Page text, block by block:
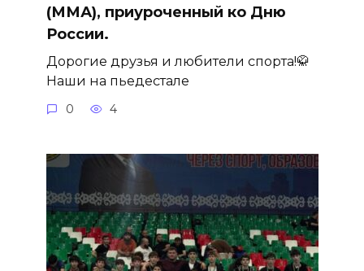
(ММА), приуроченный ко Дню
России.
Дорогие друзья и любители спорта!🥋
Наши на пьедестале
0 4